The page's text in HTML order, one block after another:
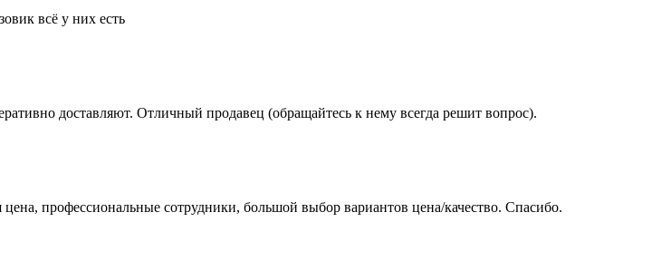
всё у них есть
доставляют. Отличный продавец (обращайтесь к нему всегда решит вопрос).
профессиональные сотрудники, большой выбор вариантов цена/качество. Спасибо.